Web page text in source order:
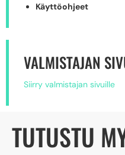
Käyttöohjeet
VALMISTAJAN
Siirry valmistajan sivuille
TUTUSTU